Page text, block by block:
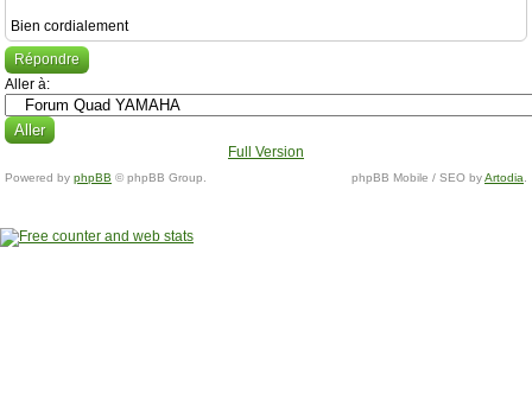
Bien cordialement
Répondre
Aller à:
Full Version
Powered by phpBB © phpBB Group. phpBB Mobile / SEO byArtodia